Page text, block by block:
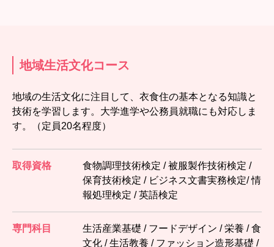
地域生活文化コース
地域の生活文化に注目して、衣食住の基本となる知識と
技術を学習します。大学進学や公務員就職にも対応しま
す。（定員20名程度）
取得資格
食物調理技術検定 / 被服製作技術検定 /
保育技術検定 / ビジネス文書実務検定/ 情
報処理検定 / 英語検定
専門科目
生活産業基礎 / フードデザイン / 栄養 / 食
文化 / 生活教養 / ファッション造形基礎 /